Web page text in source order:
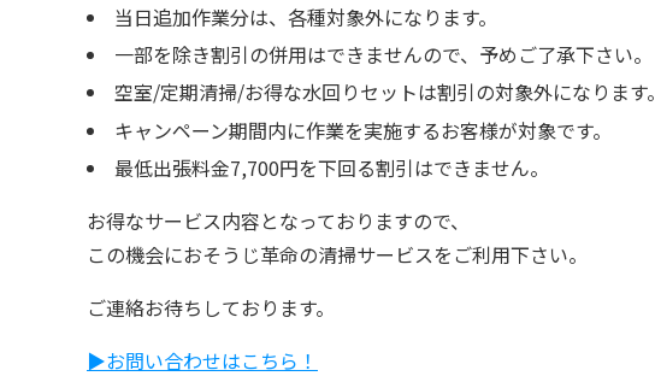
当日追加作業分は、各種対象外になります。
一部を除き割引の併用はできませんので、予めご了承下さい。
空室/定期清掃/お得な水回りセットは割引の対象外になります。
キャンペーン期間内に作業を実施するお客様が対象です。
最低出張料金7,700円を下回る割引はできません。
お得なサービス内容となっておりますので、
この機会におそうじ革命の清掃サービスをご利用下さい。
ご連絡お待ちしております。
▶︎お問い合わせはこちら！